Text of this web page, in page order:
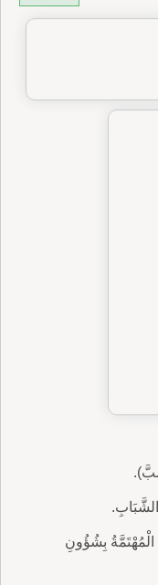
الْمُهْتَمَّةُ بِشُؤُونِ